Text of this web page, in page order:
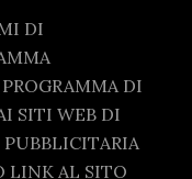
DI
DI
SITI WEB DI
PUBBLICITARIA
LINK AL SITO